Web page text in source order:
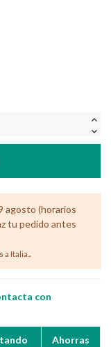
agosto (horarios
tu pedido antes
a Italia. .
con
Ahorras